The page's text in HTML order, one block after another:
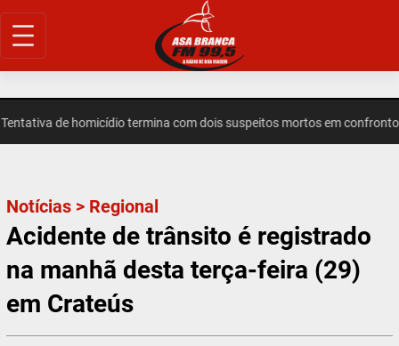
Pular
para
de homicídio termina com dois suspeitos mortos em confronto
Notícias > Regional
Acidente de trânsito é registrado
na manhã desta terça-feira (29)
em Crateús